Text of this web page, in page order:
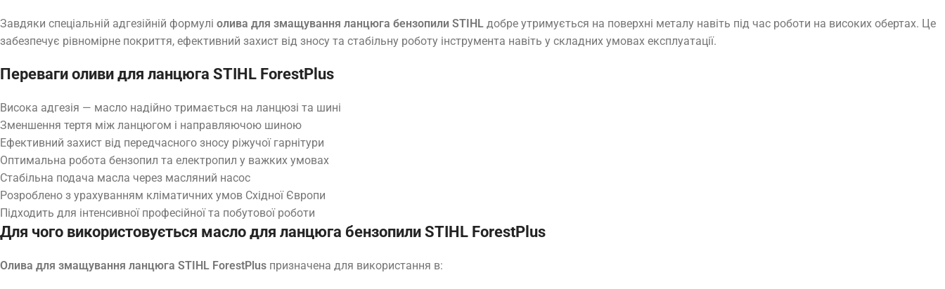
Завдяки спеціальній адгезійній формулі олива для змащування ланцюга бензопили STIHL добре утримується на поверхні металу навіть під час роботи на високих обертах. Це
забезпечує рівномірне покриття, ефективний захист від зносу та стабільну роботу інструмента навіть у складних умовах експлуатації.
Переваги оливи для ланцюга STIHL ForestPlus
Висока адгезія — масло надійно тримається на ланцюзі та шині
Зменшення тертя між ланцюгом і направляючою шиною
Ефективний захист від передчасного зносу ріжучої гарнітури
Оптимальна робота бензопил та електропил у важких умовах
Стабільна подача масла через масляний насос
Розроблено з урахуванням кліматичних умов Східної Європи
Підходить для інтенсивної професійної та побутової роботи
Для чого використовується масло для ланцюга бензопили STIHL ForestPlus
Олива для змащування ланцюга STIHL ForestPlus призначена для використання в: